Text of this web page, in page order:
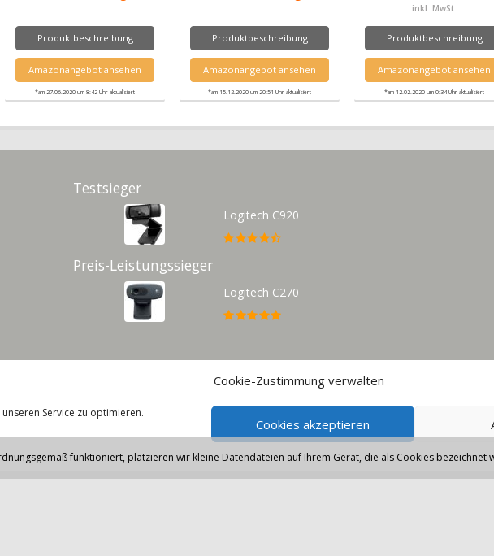
Cookie-Zustimmung verwalten
Service zu optimieren.
Cookies akzeptieren
Produktbeschreibung
Amazonangebot ansehen
*am 27.06.2020 um 8:42 Uhr aktualisiert
Produktbeschreibung
Amazonangebot ansehen
*am 15.12.2020 um 20:51 Uhr aktualisiert
inkl. MwSt.
Produktbeschreibung
Amazonangebot ansehen
*am 12.02.2020 um 0:34 Uhr aktualisiert
Testsieger
Logitech C920
Preis-Leistungssieger
Logitech C270
funktioniert, platzieren wir kleine Datendateien auf Ihrem Gerät, die als Cookies bezeichnet